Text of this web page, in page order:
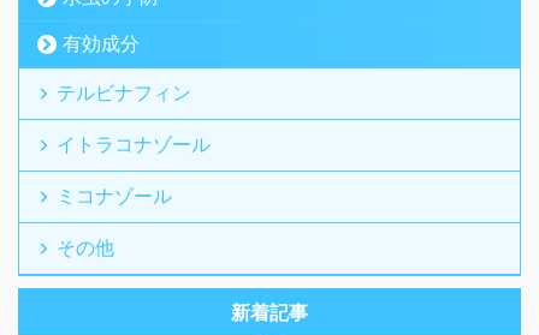
有効成分
テルビナフィン
イトラコナゾール
ミコナゾール
その他
新着記事